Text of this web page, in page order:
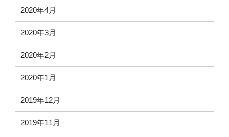
2020年4月
2020年3月
2020年2月
2020年1月
2019年12月
2019年11月